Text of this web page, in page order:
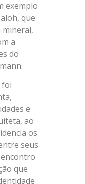
exemplo
que
mineral,
a
do
foi
e
ao
os
seus
que